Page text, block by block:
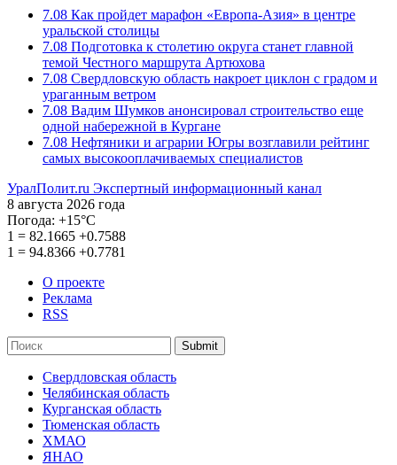
7.08 Как пройдет марафон «Европа-Азия» в центре
уральской столицы
7.08 Подготовка к столетию округа станет главной
темой Честного маршрута Артюхова
7.08 Свердловскую область накроет циклон с градом и
ураганным ветром
7.08 Вадим Шумков анонсировал строительство еще
одной набережной в Кургане
7.08 Нефтяники и аграрии Югры возглавили рейтинг
самых высокооплачиваемых специалистов
УралПолит.ru Экспертный информационный канал
8 августа 2026 года
Погода: +15°С
1 = 82.1665 +0.7588
1 = 94.8366 +0.7781
О проекте
Реклама
RSS
Submit
Свердловская область
Челябинская область
Курганская область
Тюменская область
ХМАО
ЯНАО